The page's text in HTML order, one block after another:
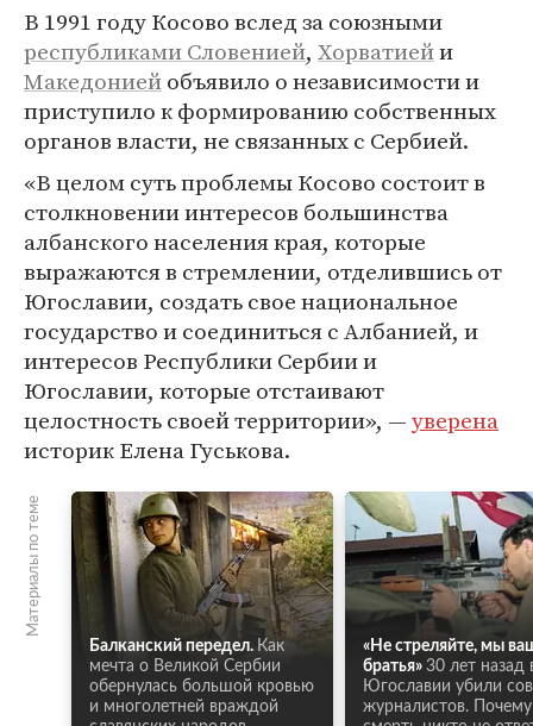
В 1991 году Косово вслед за союзными
республиками Словенией, Хорватиейи
Македониейобъявило о независимости и
приступило к формированию собственных
органов власти, не связанных с Сербией.
«В целом суть проблемы Косово состоит в
столкновении интересов большинства
албанского населения края, которые
выражаются в стремлении, отделившись от
Югославии, создать свое национальное
государство и соединиться с Албанией, и
интересов Республики Сербии и
Югославии, которые отстаивают
целостность своей территории», —уверена
историк Елена Гуськова.
Материалы по теме
Балканский передел. Как
мечта о Великой Сербии
обернулась большой кровью
и многолетней враждой
«Не стреляйте, мы
братья» 30 лет назад
Югославии убили
журналистов. Почему